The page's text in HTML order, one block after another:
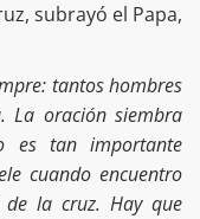
subrayó el Papa,
tantos hombres
La oración siembra
es tan importante
cuando encuentro
la cruz. Hay que